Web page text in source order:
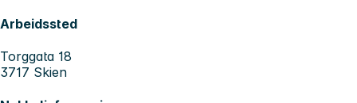
Arbeidssted
Torggata 18
3717 Skien